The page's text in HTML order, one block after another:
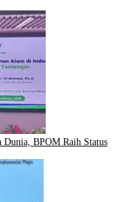
Dunia, BPOM Raih Status